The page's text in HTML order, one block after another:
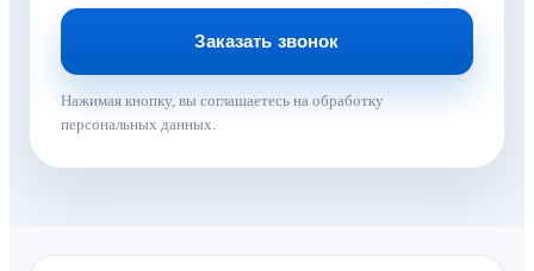
Нажимая кнопку, вы соглашаетесь на обработку
персональных данных.